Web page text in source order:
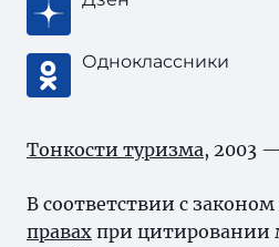
Одноклассники
Тонкости туризма, 2003
В соответствии с законом
правах при цитировании